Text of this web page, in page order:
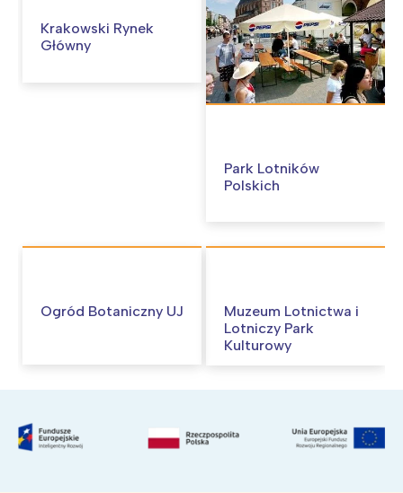
Krakowski Rynek
Główny
Park Lotników
Polskich
Ogród Botaniczny UJ
Muzeum Lotnictwa i
Lotniczy Park
Kulturowy